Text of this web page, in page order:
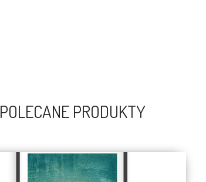
POLECANE PRODUKTY